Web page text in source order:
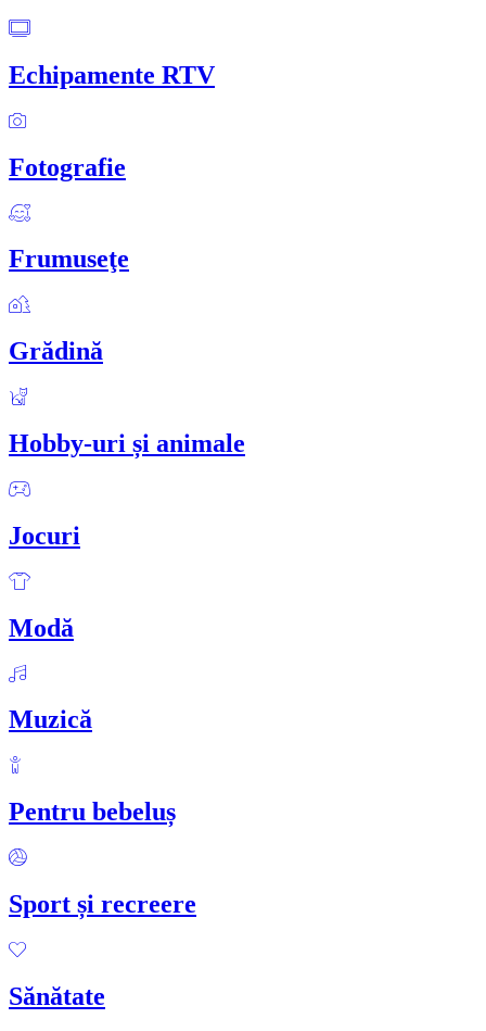
Echipamente RTV
Fotografie
Frumuseţe
Grădină
Hobby-uri și animale
Jocuri
Modă
Muzică
Pentru bebeluș
Sport și recreere
Sănătate